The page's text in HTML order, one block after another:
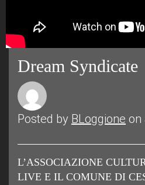
Dream Syndicate
Posted by BLoggione on
L’ASSOCIAZIONE
LIVE E IL COMUNE DI